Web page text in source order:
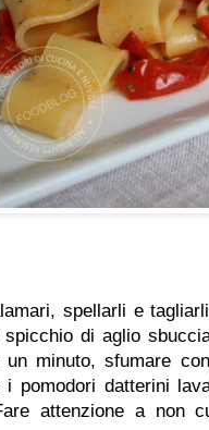
spellarli e
di aglio
minuto, sfumare
i pomodori datterini
attenzione a non